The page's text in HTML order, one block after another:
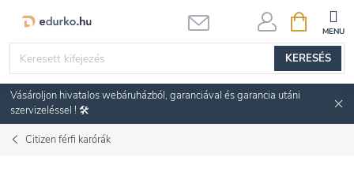
KERESÉS
KOSÁR
Vásároljon hivatalos webáruházból, garanciával és garancia utáni
szervizeléssel ! 🛠️
Citizen férfi karórák